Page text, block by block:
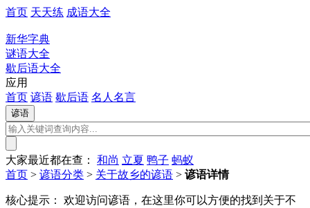
首页 天天练 成语大全
新华字典
谜语大全
歇后语大全
应用
首页 谚语 歇后语 名人名言
大家最近都在查： 和尚 立夏 鸭子 蚂蚁
首页 > 谚语分类 > 关于故乡的谚语 > 谚语详情
核心提示：
欢迎访问谚语，在这里你可以方便的找到关于不